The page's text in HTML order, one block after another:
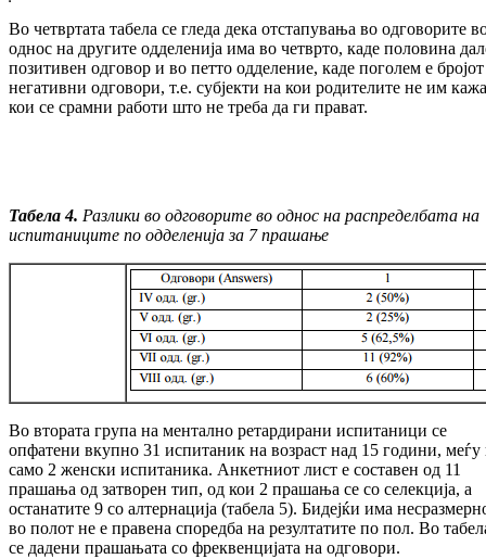
Во четвртата табела се гледа дека отстапувања во одговорите
однос на другите одделенија има во четврто, каде половина
позитивен одговор и во петто одделение, каде поголем е
негативни одговори, т.е. субјекти на кои родителите не им
кои се срамни работи што не треба да ги прават.
Табела 4. Разлики во одговорите во однос на распределбата на
испитаниците по одделенија за 7 прашање
Во втората група на ментално ретардирани испитаници се
опфатени вкупно 31 испитаник на возраст над 15 години, меѓу
само 2 женски испитаника. Анкетниот лист е составен од 11
прашања од затворен тип, од кои 2 прашања се со селекција, а
останатите 9 со алтернација (табела 5). Бидејќи има
во полот не е правена споредба на резултатите по пол. Во
се дадени прашањата со фреквенцијата на одговори.